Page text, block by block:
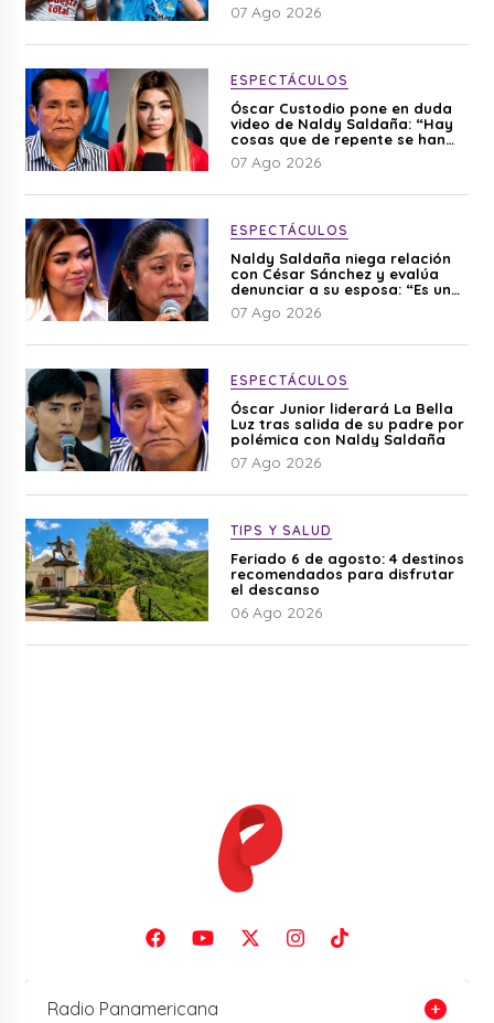
07 Ago 2026
ESPECTÁCULOS
Óscar Custodio pone en duda
video de Naldy Saldaña: “Hay
cosas que de repente se han
editado”
07 Ago 2026
ESPECTÁCULOS
Naldy Saldaña niega relación
con César Sánchez y evalúa
denunciar a su esposa: “Es una
difamación”
07 Ago 2026
ESPECTÁCULOS
Óscar Junior liderará La Bella
Luz tras salida de su padre por
polémica con Naldy Saldaña
07 Ago 2026
TIPS Y SALUD
Feriado 6 de agosto: 4 destinos
recomendados para disfrutar
el descanso
06 Ago 2026
Radio Panamericana